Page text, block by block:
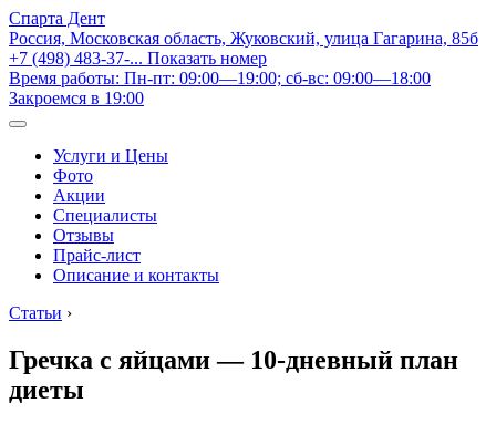
Спарта Дент
Россия, Московская область, Жуковский, улица Гагарина, 85б
+7 (498) 483-37-... Показать номер
Время работы: Пн-пт: 09:00—19:00; сб-вс: 09:00—18:00
Закроемся в 19:00
Услуги и Цены
Фото
Акции
Специалисты
Отзывы
Прайс-лист
Описание и контакты
Статьи ›
Гречка с яйцами — 10-дневный план
диеты